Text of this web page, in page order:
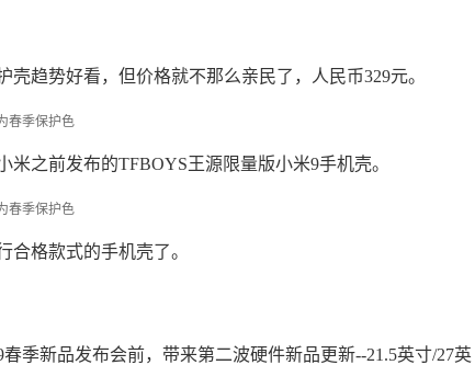
壳趋势好看，但价格就不那么亲民了，人民币329元。
米之前发布的TFBOYS王源限量版小米9手机壳。
合格款式的手机壳了。
季新品发布会前，带来第二波硬件新品更新--21.5英寸/27英